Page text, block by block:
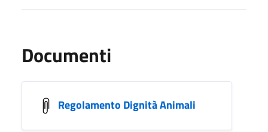
Documenti
Regolamento Dignità Animali